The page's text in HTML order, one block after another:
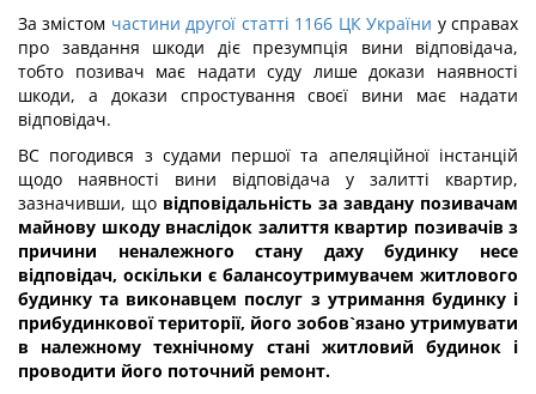
За змістом частини другої статті 1166 ЦК України у справах
про завдання шкоди діє презумпція вини відповідача,
тобто позивач має надати суду лише докази наявності
шкоди, а докази спростування своєї вини має надати
відповідач.
ВС погодився з судами першої та апеляційної інстанцій
щодо наявності вини відповідача у залитті квартир,
зазначивши, що відповідальність за завдану позивачам
майнову шкоду внаслідок залиття квартир позивачів з
причини неналежного стану даху будинку несе
відповідач, оскільки є балансоутримувачем житлового
будинку та виконавцем послуг з утримання будинку і
прибудинкової території, його зобов`язано утримувати
в належному технічному стані житловий будинок і
проводити його поточний ремонт.